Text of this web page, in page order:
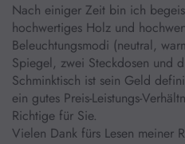
Nach einiger Zeit bin ich
hochwertiges Holz und
Beleuchtungsmodi (neutral,
Spiegel, zwei Steckdosen und
Schminktisch ist sein Geld
ein gutes Preis-Leistungs-
Richtige für Sie.
Vielen Dank fürs Lesen meiner